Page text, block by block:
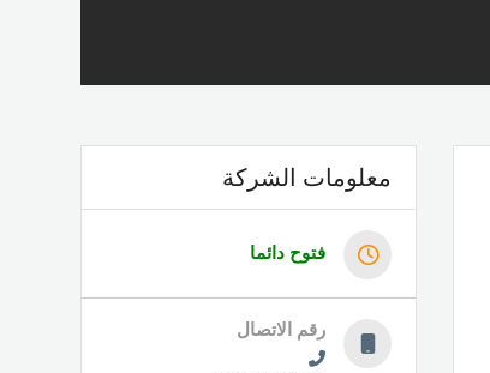
معلومات الشركة
فتوح دائما
رقم الاتصال